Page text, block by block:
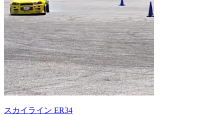
スカイライン ER34